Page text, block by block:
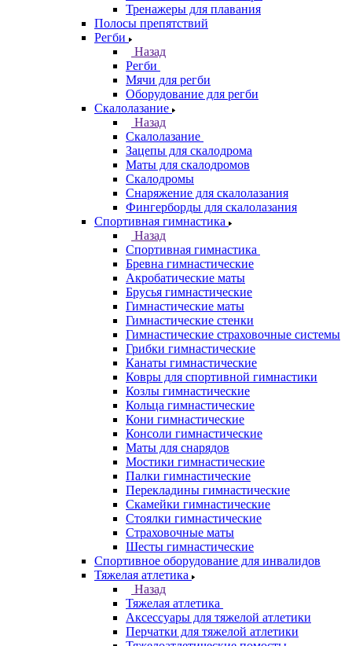
Тренажеры для плавания
Полосы препятствий
Регби
Назад
Регби
Мячи для регби
Оборудование для регби
Скалолазание
Назад
Скалолазание
Зацепы для скалодрома
Маты для скалодромов
Скалодромы
Снаряжение для скалолазания
Фингерборды для скалолазания
Спортивная гимнастика
Назад
Спортивная гимнастика
Бревна гимнастические
Акробатические маты
Брусья гимнастические
Гимнастические маты
Гимнастические стенки
Гимнастические страховочные системы
Грибки гимнастические
Канаты гимнастические
Ковры для спортивной гимнастики
Козлы гимнастические
Кольца гимнастические
Кони гимнастические
Консоли гимнастические
Маты для снарядов
Мостики гимнастические
Палки гимнастические
Перекладины гимнастические
Скамейки гимнастические
Стоялки гимнастические
Страховочные маты
Шесты гимнастические
Спортивное оборудование для инвалидов
Тяжелая атлетика
Назад
Тяжелая атлетика
Аксессуары для тяжелой атлетики
Перчатки для тяжелой атлетики